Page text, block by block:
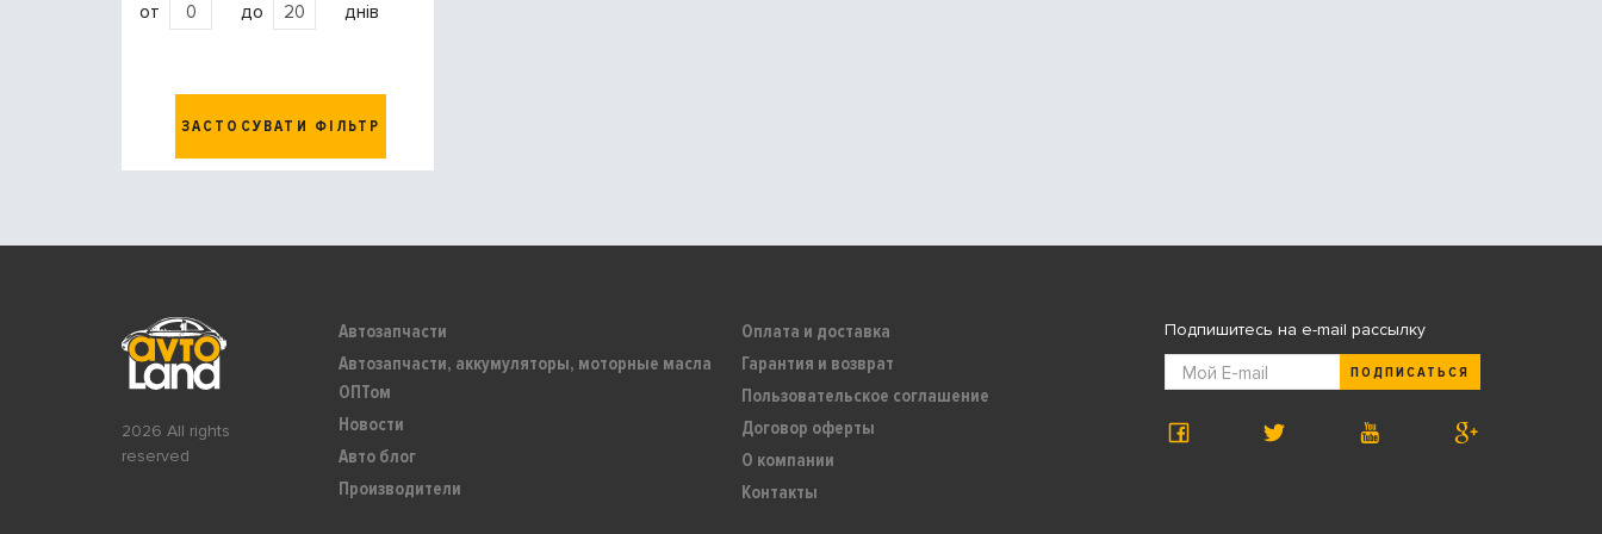
от до днів
ЗАСТОСУВАТИ ФІЛЬТР
2026 All rights
reserved
Автозапчасти
Автозапчасти, аккумуляторы, моторные масла
ОПТом
Новости
Авто блог
Производители
Оплата и доставка
Гарантия и возврат
Пользовательское соглашение
Договор оферты
О компании
Контакты
Подпишитесь на e-mail рассылку
ПОДПИСАТЬСЯ